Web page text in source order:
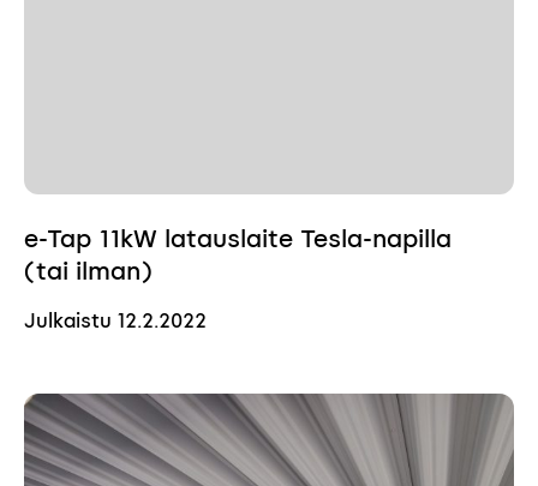
e-Tap 11kW latauslaite Tesla-napilla
(tai ilman)
Julkaistu 12.2.2022